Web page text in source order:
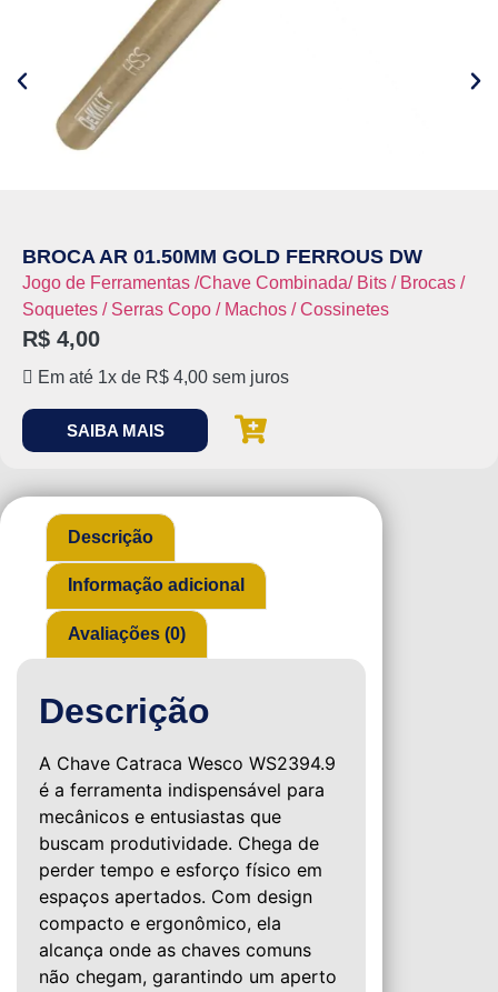
BROCA AR 01.50MM GOLD FERROUS DW
Jogo de Ferramentas /Chave Combinada/ Bits / Brocas /
Soquetes / Serras Copo / Machos / Cossinetes
R$ 4,00
Em até 1x de R$ 4,00 sem juros
SAIBA MAIS
Descrição
Informação adicional
Avaliações (0)
Descrição
A Chave Catraca Wesco WS2394.9
é a ferramenta indispensável para
mecânicos e entusiastas que
buscam produtividade. Chega de
perder tempo e esforço físico em
espaços apertados. Com design
compacto e ergonômico, ela
alcança onde as chaves comuns
não chegam, garantindo um aperto